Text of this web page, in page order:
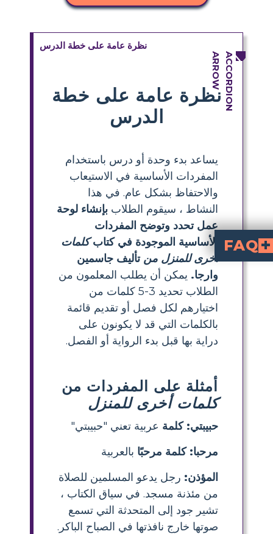
نظرة عامة على خطة الدرس
نظرة عامة على خطة
الدرس
يساعد بدء وحدة أو درس باستخدام
المفردات الأساسية في الاستيعاب
والاحتفاظ بشكل عام. في هذا
النشاط ، سيقوم الطلاب بإنشاء لوحة
عمل تحدد وتوضح المفردات
الأساسية الموجودة في كتابكلمات
أخرى للمنزل من تأليف جاسمين
وارجا. يمكن أن يطلب المعلمون من
الطلاب تحديد 3-5 كلمات من
اختيارهم لكل فصل أو تقديم قائمة
بالكلمات التي قد لا يكونون على
دراية بها قبل بدء الرواية أو الفصل.
أمثلة على المفردات من
كلمات أخرى للمنزل
حبيبتي: كلمة عربية تعني "حبيبتي"
مرحبا: كلمة مرحبًا بالعربية
المؤذن: رجل يدعو المسلمين للصلاة
من مئذنة مسجد. في سياق الكتاب ،
تشير جود إلى المتحدثة التي تسمع
صوتها خارج نافذتها في الصباح الباكر.
FAQ